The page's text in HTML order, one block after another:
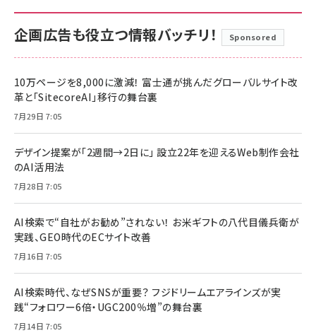
企画広告も役立つ情報バッチリ！ Sponsored
10万ページを8,000に激減！ 富士通が挑んだグローバルサイト改
革と「SitecoreAI」移行の舞台裏
7月29日 7:05
デザイン提案が「2週間→2日に」 設立22年を迎えるWeb制作会社
のAI活用法
7月28日 7:05
AI検索で“自社がお勧め”されない！ お米ギフトの八代目儀兵衛が
実践、GEO時代のECサイト改善
7月16日 7:05
AI検索時代、なぜSNSが重要？ フジドリームエアラインズが実
践“フォロワー6倍・UGC200％増”の舞台裏
7月14日 7:05